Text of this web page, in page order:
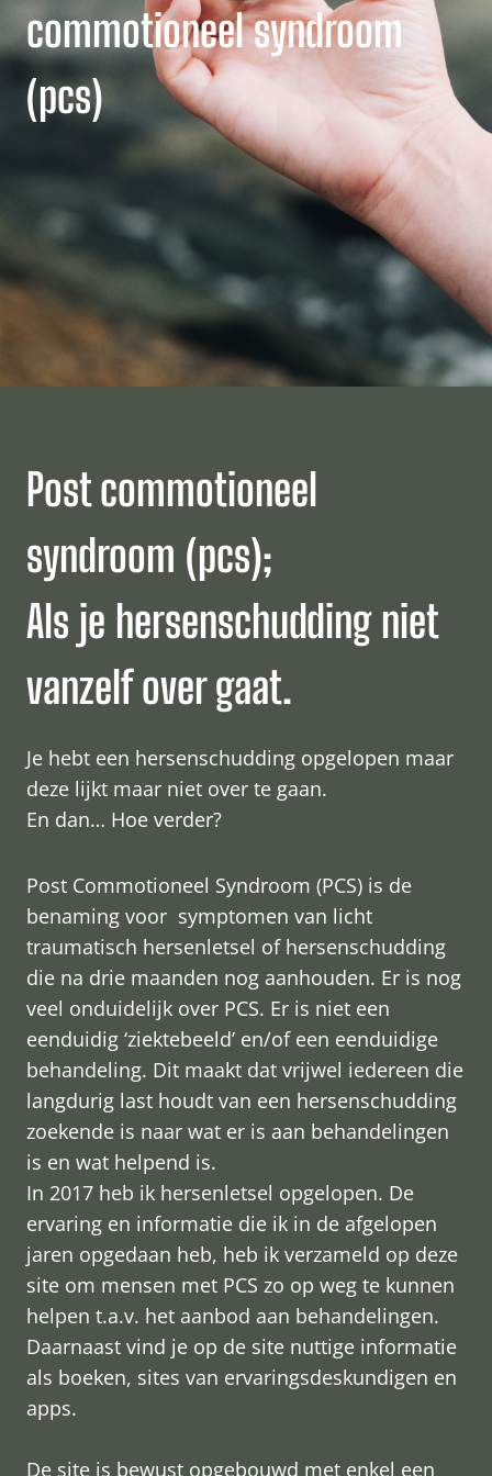
commotioneel syndroom
(pcs)
Post commotioneel
syndroom (pcs);
Als je hersenschudding niet
vanzelf over gaat.
Je hebt een hersenschudding opgelopen maar
deze lijkt maar niet over te gaan.
En dan… Hoe verder?
Post Commotioneel Syndroom (PCS) is de
benaming voor symptomen van licht
traumatisch hersenletsel of hersenschudding
die na drie maanden nog aanhouden. Er is nog
veel onduidelijk over PCS. Er is niet een
eenduidig ‘ziektebeeld’ en/of een eenduidige
behandeling. Dit maakt dat vrijwel iedereen die
langdurig last houdt van een hersenschudding
zoekende is naar wat er is aan behandelingen
is en wat helpend is.
In 2017 heb ik hersenletsel opgelopen. De
ervaring en informatie die ik in de afgelopen
jaren opgedaan heb, heb ik verzameld op deze
site om mensen met PCS zo op weg te kunnen
helpen t.a.v. het aanbod aan behandelingen.
Daarnaast vind je op de site nuttige informatie
als boeken, sites van ervaringsdeskundigen en
apps.
De site is bewust opgebouwd met enkel een